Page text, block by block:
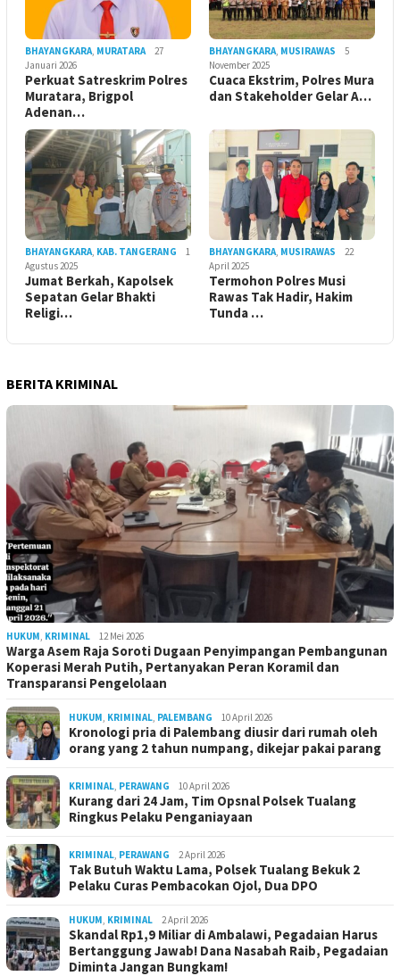
BHAYANGKARA MURATARA
27
Januari 2026
Perkuat Satreskrim Polres
Muratara, Brigpol
Adenan…
BHAYANGKARA MUSIRAWAS
5
November 2025
Cuaca Ekstrim, Polres Mura
dan Stakeholder Gelar A…
BHAYANGKARA KAB. TANGERANG
1
Agustus 2025
Jumat Berkah, Kapolsek
Sepatan Gelar Bhakti
Religi…
BHAYANGKARA MUSIRAWAS
22
April 2025
Termohon Polres Musi
Rawas Tak Hadir, Hakim
Tunda …
BERITA KRIMINAL
HUKUM KRIMINAL 12 Mei 2026
Warga Asem Raja Soroti Dugaan Penyimpangan Pembangunan
Koperasi Merah Putih, Pertanyakan Peran Koramil dan
Transparansi Pengelolaan
HUKUM KRIMINAL PALEMBANG 10 April 2026
Kronologi pria di Palembang diusir dari rumah oleh
orang yang 2 tahun numpang, dikejar pakai parang
KRIMINAL PERAWANG 10 April 2026
Kurang dari 24 Jam, Tim Opsnal Polsek Tualang
Ringkus Pelaku Penganiayaan
KRIMINAL PERAWANG 2 April 2026
Tak Butuh Waktu Lama, Polsek Tualang Bekuk 2
Pelaku Curas Pembacokan Ojol, Dua DPO
HUKUM KRIMINAL 2 April 2026
Skandal Rp1,9 Miliar di Ambalawi, Pegadaian Harus
Bertanggung Jawab! Dana Nasabah Raib, Pegadaian
Diminta Jangan Bungkam!